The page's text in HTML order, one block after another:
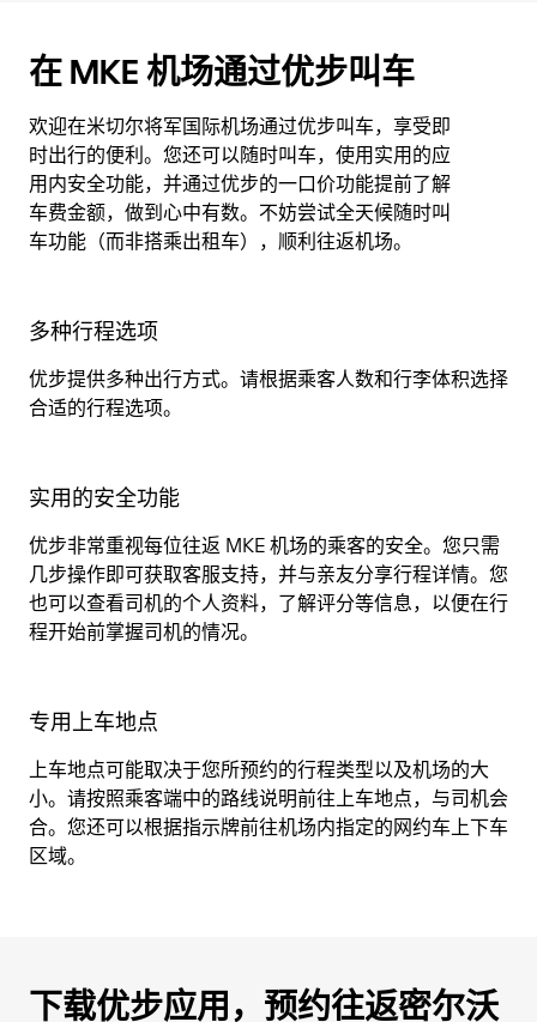
在 MKE 机场通过优步叫车
欢迎在米切尔将军国际机场通过优步叫车，享受即
时出行的便利。您还可以随时叫车，使用实用的应
用内安全功能，并通过优步的一口价功能提前了解
车费金额，做到心中有数。不妨尝试全天候随时叫
车功能（而非搭乘出租车），顺利往返机场。
多种行程选项
优步提供多种出行方式。请根据乘客人数和行李体积选择
合适的行程选项。
实用的安全功能
优步非常重视每位往返 MKE 机场的乘客的安全。您只需
几步操作即可获取客服支持，并与亲友分享行程详情。您
也可以查看司机的个人资料，了解评分等信息，以便在行
程开始前掌握司机的情况。
专用上车地点
上车地点可能取决于您所预约的行程类型以及机场的大
小。请按照乘客端中的路线说明前往上车地点，与司机会
合。您还可以根据指示牌前往机场内指定的网约车上下车
区域。
下载优步应用，预约往返密尔沃